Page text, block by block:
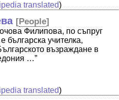
translated)
[People]
Филипова, по съпруг
българска учителка,
възраждане в
…”
translated)